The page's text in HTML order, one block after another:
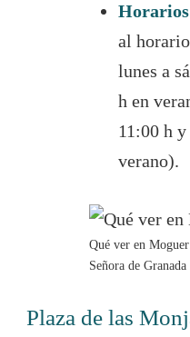
al
lunes a
h en
11:00 h
verano).
Qué ver en
Señora de Granada
Plaza de las